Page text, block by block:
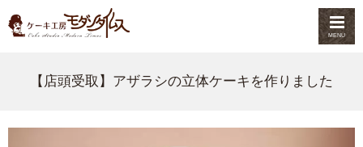
MENU
【店頭受取】アザラシの立体ケーキを作りました